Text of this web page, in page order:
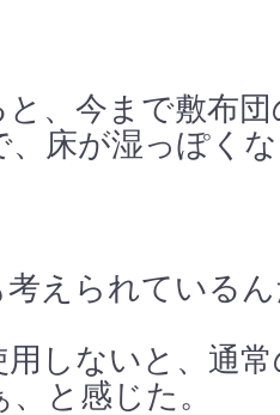
、今まで敷布
、床が湿っぽく
考えられている
しないと、通
と感じた。